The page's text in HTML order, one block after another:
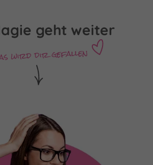
geht weiter
wird dir gefallen